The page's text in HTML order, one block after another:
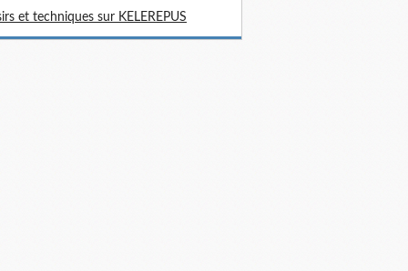
et techniques sur KELEREPUS